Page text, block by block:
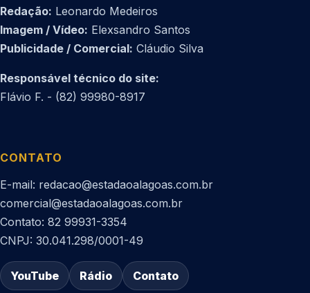
Redação: Leonardo Medeiros
Imagem / Vídeo: Elexsandro Santos
Publicidade / Comercial: Cláudio Silva
Responsável técnico do site:
Flávio F. - (82) 99980-8917
CONTATO
E-mail: redacao@estadaoalagoas.com.br
comercial@estadaoalagoas.com.br
Contato: 82 99931-3354
CNPJ: 30.041.298/0001-49
YouTube Rádio Contato